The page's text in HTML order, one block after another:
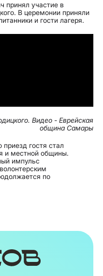
принял участие в
В церемонии приняли
и гости лагеря.
Видео - Еврейская
община Самары
гостя стал
и местной общины.
импульс
по